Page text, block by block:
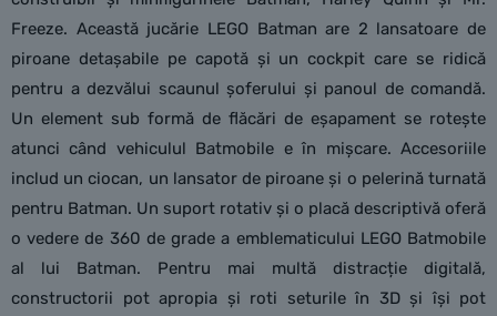
Freeze. Această jucărie LEGO Batman are 2 lansatoare de
piroane detașabile pe capotă și un cockpit care se ridică
pentru a dezvălui scaunul șoferului și panoul de comandă.
Un element sub formă de flăcări de eșapament se rotește
atunci când vehiculul Batmobile e în mișcare. Accesoriile
includ un ciocan, un lansator de piroane și o pelerină turnată
pentru Batman. Un suport rotativ și o placă descriptivă oferă
o vedere de 360 de grade a emblematicului LEGO Batmobile
al lui Batman. Pentru mai multă distracție digitală,
constructorii pot apropia și roti seturile în 3D și își pot